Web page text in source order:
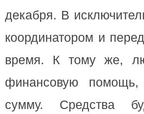
декабря. В
координатором и
время. К тому же,
финансовую
сумму. Средства